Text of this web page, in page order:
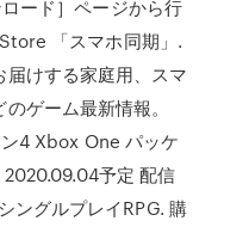
ード］ページから行
「スマホ同期」.
けする家庭用、スマ
ゲーム最新情報。
4 Xbox One パッケ
予定 配信
ングルプレイRPG. 購